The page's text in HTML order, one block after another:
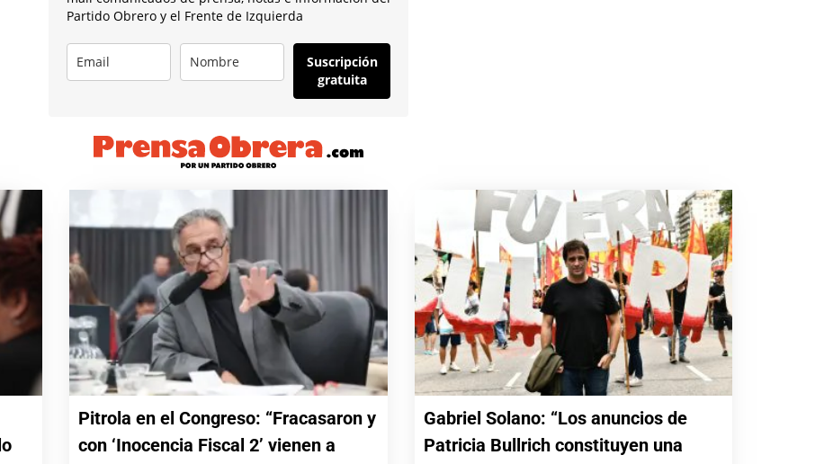
Partido Obrero y el Frente de Izquierda
Suscripción
gratuita
Pitrola en el Congreso: “Fracasaron y
con ‘Inocencia Fiscal 2’ vienen a
Gabriel Solano: “Los anuncios de
Patricia Bullrich constituyen una